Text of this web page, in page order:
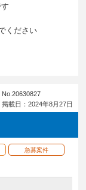
ください
No.20630827
掲載日：2024年8月27日
急募案件